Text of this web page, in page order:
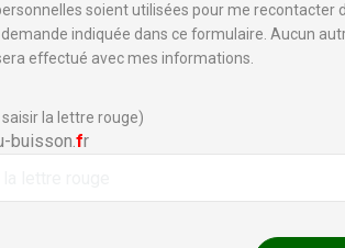
soient utilisées pour me recontacter
demande indiquée dans ce formulaire. Aucun
effectué avec mes informations.
la lettre rouge)
buisson.fr